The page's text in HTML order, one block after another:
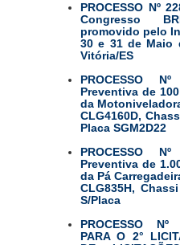
PROCESSO Nº
Congresso
promovido pelo
30 e 31 de Maio
Vitória/ES
PROCESSO
Preventiva de
da
CLG4160D,
Placa SGM2D22
PROCESSO
Preventiva de
da Pá
CLG835H, Chassi
S/Placa
PROCESSO Nº
PARA O 2°